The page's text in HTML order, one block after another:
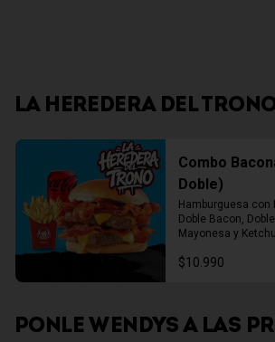
LA HEREDERA DEL
Combo
Doble)
Hamburguesa con
Doble Bacon,
Mayonesa y
$10.990
PONLE WENDYS A LAS